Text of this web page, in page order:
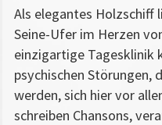
Als elegantes Holzschiff
Seine-Ufer im Herzen
einzigartige Tagesklinik
psychischen Störungen,
werden, sich hier vor
schreiben Chansons,